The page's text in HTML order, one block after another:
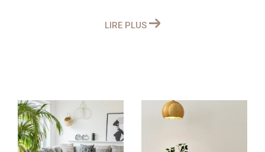
immobilier ? N'hésitez pas à contacter Cabinet
notre expertise et notre engagement pour votre
satisfaction.
Nos Services de Vente
LIRE PLUS